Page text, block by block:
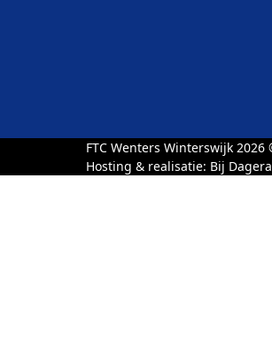
FTC Wenters Winterswijk
Hosting & realisatie: Bij